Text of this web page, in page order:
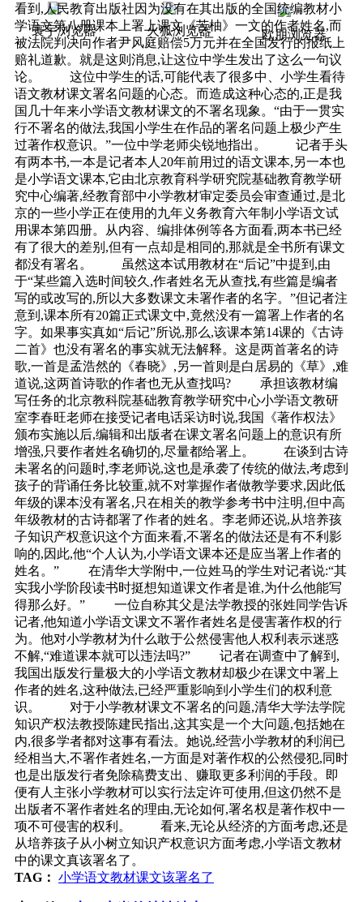
寰宇浏览器 火狐浏览器 欧朋浏览器
看到,人民教育出版社因为没有在其出版的全国统编教材小
学语文第八册课本上署上课文《苦柚》一文的作者姓名,而
被法院判决向作者尹风庭赔偿5万元并在全国发行的报纸上
赔礼道歉。就是这则消息,让这位中学生发出了这么一句议
论。 这位中学生的话,可能代表了很多中、小学生看待
语文教材课文署名问题的心态。而造成这种心态的,正是我
国几十年来小学语文教材课文的不署名现象。“由于一贯实
行不署名的做法,我国小学生在作品的署名问题上极少产生
过著作权意识。”一位中学老师尖锐地指出。 记者手头
有两本书,一本是记者本人20年前用过的语文课本,另一本也
是小学语文课本,它由北京教育科学研究院基础教育教学研
究中心编著,经教育部中小学教材审定委员会审查通过,是北
京的一些小学正在使用的九年义务教育六年制小学语文试
用课本第四册。从内容、编排体例等各方面看,两本书已经
有了很大的差别,但有一点却是相同的,那就是全书所有课文
都没有署名。 虽然这本试用教材在“后记”中提到,由
于“某些篇入选时间较久,作者姓名无从查找,有些篇是编者
写的或改写的,所以大多数课文未署作者的名字。”但记者注
意到,课本所有20篇正式课文中,竟然没有一篇署上作者的名
字。如果事实真如“后记”所说,那么,该课本第14课的《古诗
二首》也没有署名的事实就无法解释。这是两首著名的诗
歌,一首是孟浩然的《春晓》,另一首则是白居易的《草》,难
道说,这两首诗歌的作者也无从查找吗? 承担该教材编
写任务的北京教科院基础教育教学研究中心小学语文教研
室李春旺老师在接受记者电话采访时说,我国《著作权法》
颁布实施以后,编辑和出版者在课文署名问题上的意识有所
增强,只要作者姓名确切的,尽量都给署上。 在谈到古诗
未署名的问题时,李老师说,这也是承袭了传统的做法,考虑到
孩子的背诵任务比较重,就不对掌握作者做教学要求,因此低
年级的课本没有署名,只在相关的教学参考书中注明,但中高
年级教材的古诗都署了作者的姓名。李老师还说,从培养孩
子知识产权意识这个方面来看,不署名的做法还是有不利影
响的,因此,他“个人认为,小学语文课本还是应当署上作者的
姓名。” 在清华大学附中,一位姓马的学生对记者说:“其
实我小学阶段读书时挺想知道课文作者是谁,为什么他能写
得那么好。” 一位自称其父是法学教授的张姓同学告诉
记者,他知道小学语文课文不署作者姓名是侵害著作权的行
为。他对小学教材为什么敢于公然侵害他人权利表示迷惑
不解,“难道课本就可以违法吗?” 记者在调查中了解到,
我国出版发行量极大的小学语文教材却极少在课文中署上
作者的姓名,这种做法,已经严重影响到小学生们的权利意
识。 对于小学教材课文不署名的问题,清华大学法学院
知识产权法教授陈建民指出,这其实是一个大问题,包括她在
内,很多学者都对这事有看法。她说,经营小学教材的利润已
经相当大,不署作者姓名,一方面是对著作权的公然侵犯,同时
也是出版发行者免除稿费支出、赚取更多利润的手段。即
便有人主张小学教材可以实行法定许可使用,但这仍然不是
出版者不署作者姓名的理由,无论如何,署名权是著作权中一
项不可侵害的权利。 看来,无论从经济的方面考虑,还是
从培养孩子从小树立知识产权意识方面考虑,小学语文教材
中的课文真该署名了。
TAG： 小学语文教材课文该署名了